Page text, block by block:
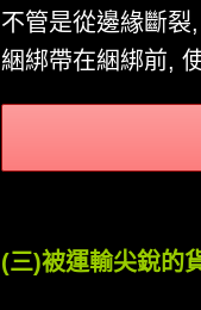
不管是從邊緣斷裂
綑綁帶在綑綁前,
(三)被運輸尖銳的